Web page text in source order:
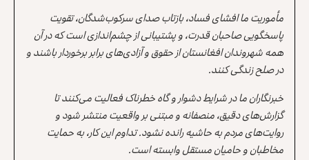
مأموریت ما افشای فساد، بازتاب صدای سرکوب‌شدگان، تقویت
پاسخگویی صاحبان قدرت، و پشتیبانی از چشم‌اندازی است که در آن
همه شهروندان افغانستان از حقوق و آزادی‌های برابر برخوردار باشند و
در صلح زندگی کنند.
خبرنگاران ما در شرایط دشوار و گاه خطرناک فعالیت می‌کنند تا
گزارش‌های دقیق، منصفانه و مبتنی بر واقعیت منتشر شود و
روایت‌های مردم به حاشیه رانده نشود. تداوم این کار، به حمایت
مخاطبان و حامیان مستقل وابسته است.